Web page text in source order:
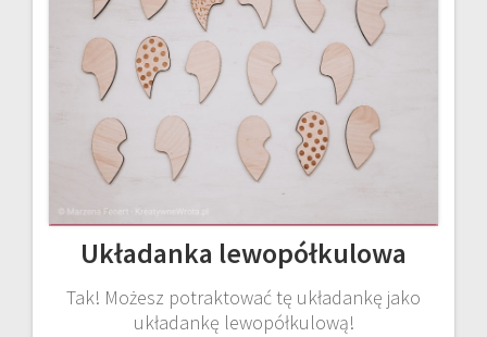
Układanka lewopółkulowa
Tak! Możesz potraktować tę układankę jako
układankę lewopółkulową!